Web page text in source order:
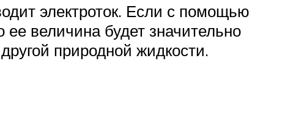
электроток. Если с помощью
величина будет значительно
природной жидкости.